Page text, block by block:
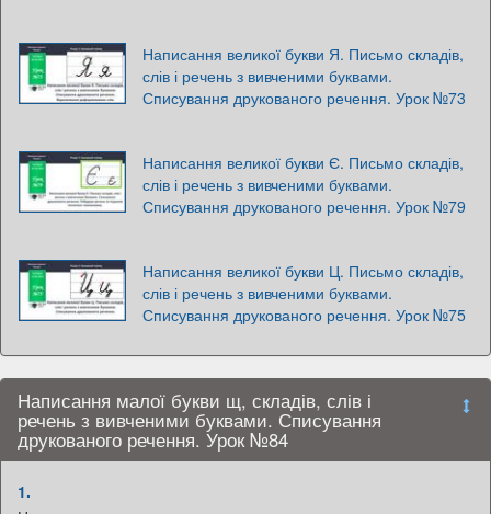
Написання великої букви Я. Письмо складів,
слів і речень з вивченими буквами.
Списування друкованого речення. Урок №73
Написання великої букви Є. Письмо складів,
слів і речень з вивченими буквами.
Списування друкованого речення. Урок №79
Написання великої букви Ц. Письмо складів,
слів і речень з вивченими буквами.
Списування друкованого речення. Урок №75
Написання малої букви щ, складів, слів і
речень з вивченими буквами. Списування
друкованого речення. Урок №84
1.